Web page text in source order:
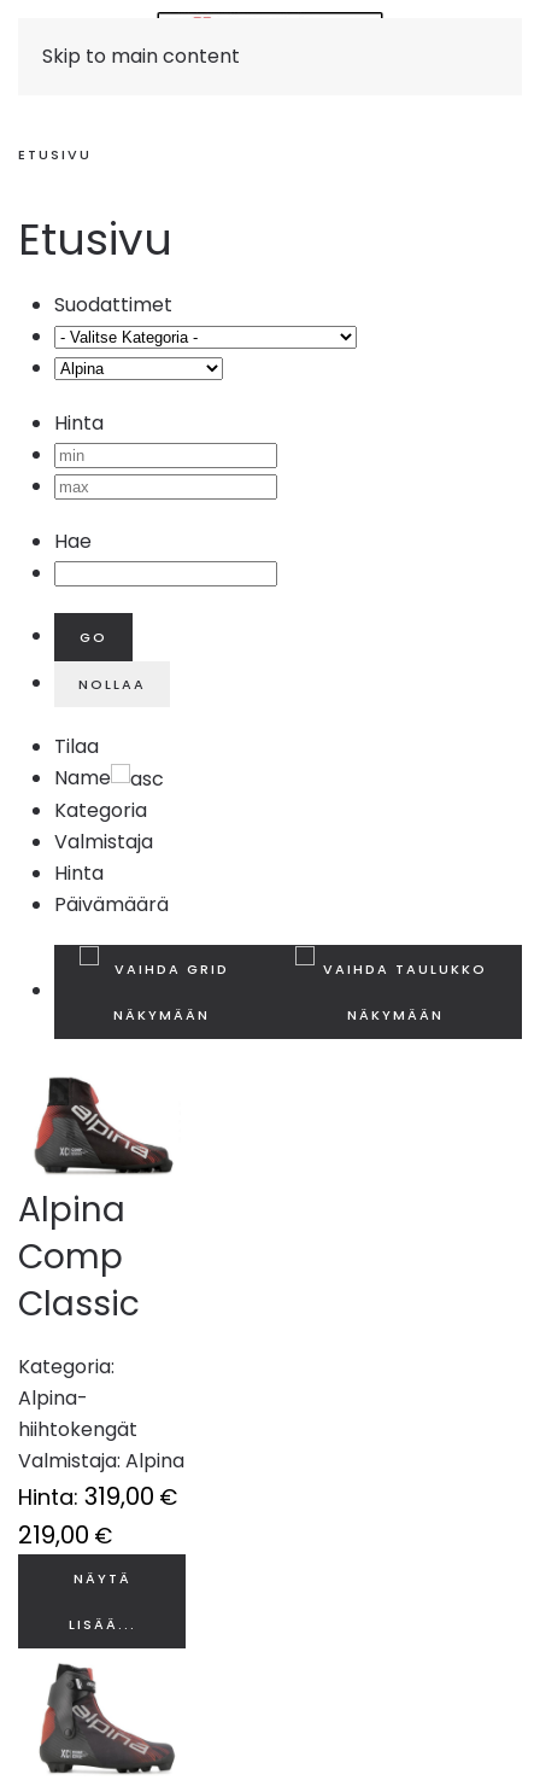
Skip to main content
ETUSIVU
Etusivu
Suodattimet
Hinta
Hae
Tilaa
Name
Kategoria
Valmistaja
Hinta
Päivämäärä
Alpina
Comp
Classic
Kategoria:
Alpina-
hiihtokengät
Valmistaja: Alpina
Hinta: 319,00 €
219,00 €
NÄYTÄ
LISÄÄ...